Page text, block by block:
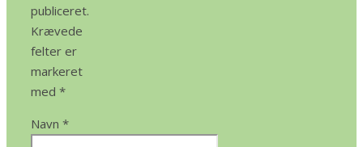
publiceret.
Krævede
felter er
markeret
med *
Navn *